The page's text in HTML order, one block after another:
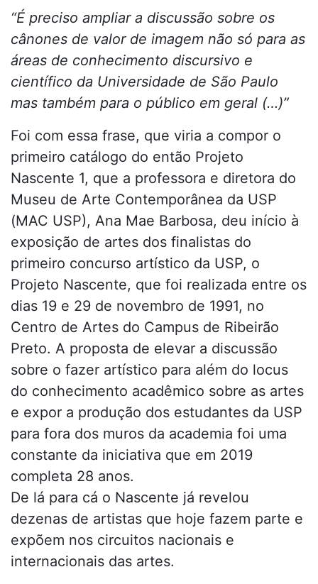
“É preciso ampliar a discussão sobre os
cânones de valor de imagem não só para as
áreas de conhecimento discursivo e
científico da Universidade de São Paulo
mas também para o público em geral (…)”
Foi com essa frase, que viria a compor o
primeiro catálogo do então Projeto
Nascente 1, que a professora e diretora do
Museu de Arte Contemporânea da USP
(MAC USP), Ana Mae Barbosa, deu início à
exposição de artes dos finalistas do
primeiro concurso artístico da USP, o
Projeto Nascente, que foi realizada entre os
dias 19 e 29 de novembro de 1991, no
Centro de Artes do Campus de Ribeirão
Preto. A proposta de elevar a discussão
sobre o fazer artístico para além do locus
do conhecimento acadêmico sobre as artes
e expor a produção dos estudantes da USP
para fora dos muros da academia foi uma
constante da iniciativa que em 2019
completa 28 anos.
De lá para cá o Nascente já revelou
dezenas de artistas que hoje fazem parte e
expõem nos circuitos nacionais e
internacionais das artes.